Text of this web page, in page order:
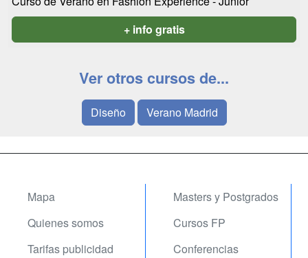
+ info gratis
Ver otros cursos de...
Diseño Verano Madrid
Mapa
Quienes somos
Tarifas publicidad
Masters y Postgrados
Cursos FP
Conferencias